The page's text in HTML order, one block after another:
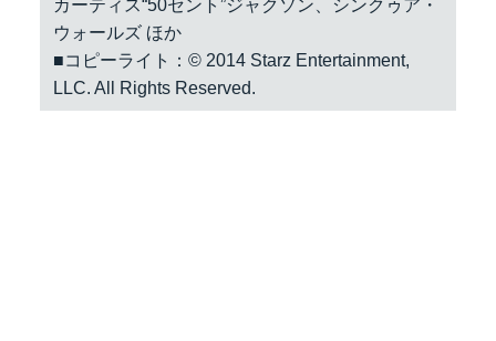
カーティス“50セント”ジャクソン、シンクゥア・
ウォールズ ほか
■コピーライト：© 2014 Starz Entertainment,
LLC. All Rights Reserved.